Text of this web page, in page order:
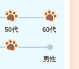
50代
60代
男性